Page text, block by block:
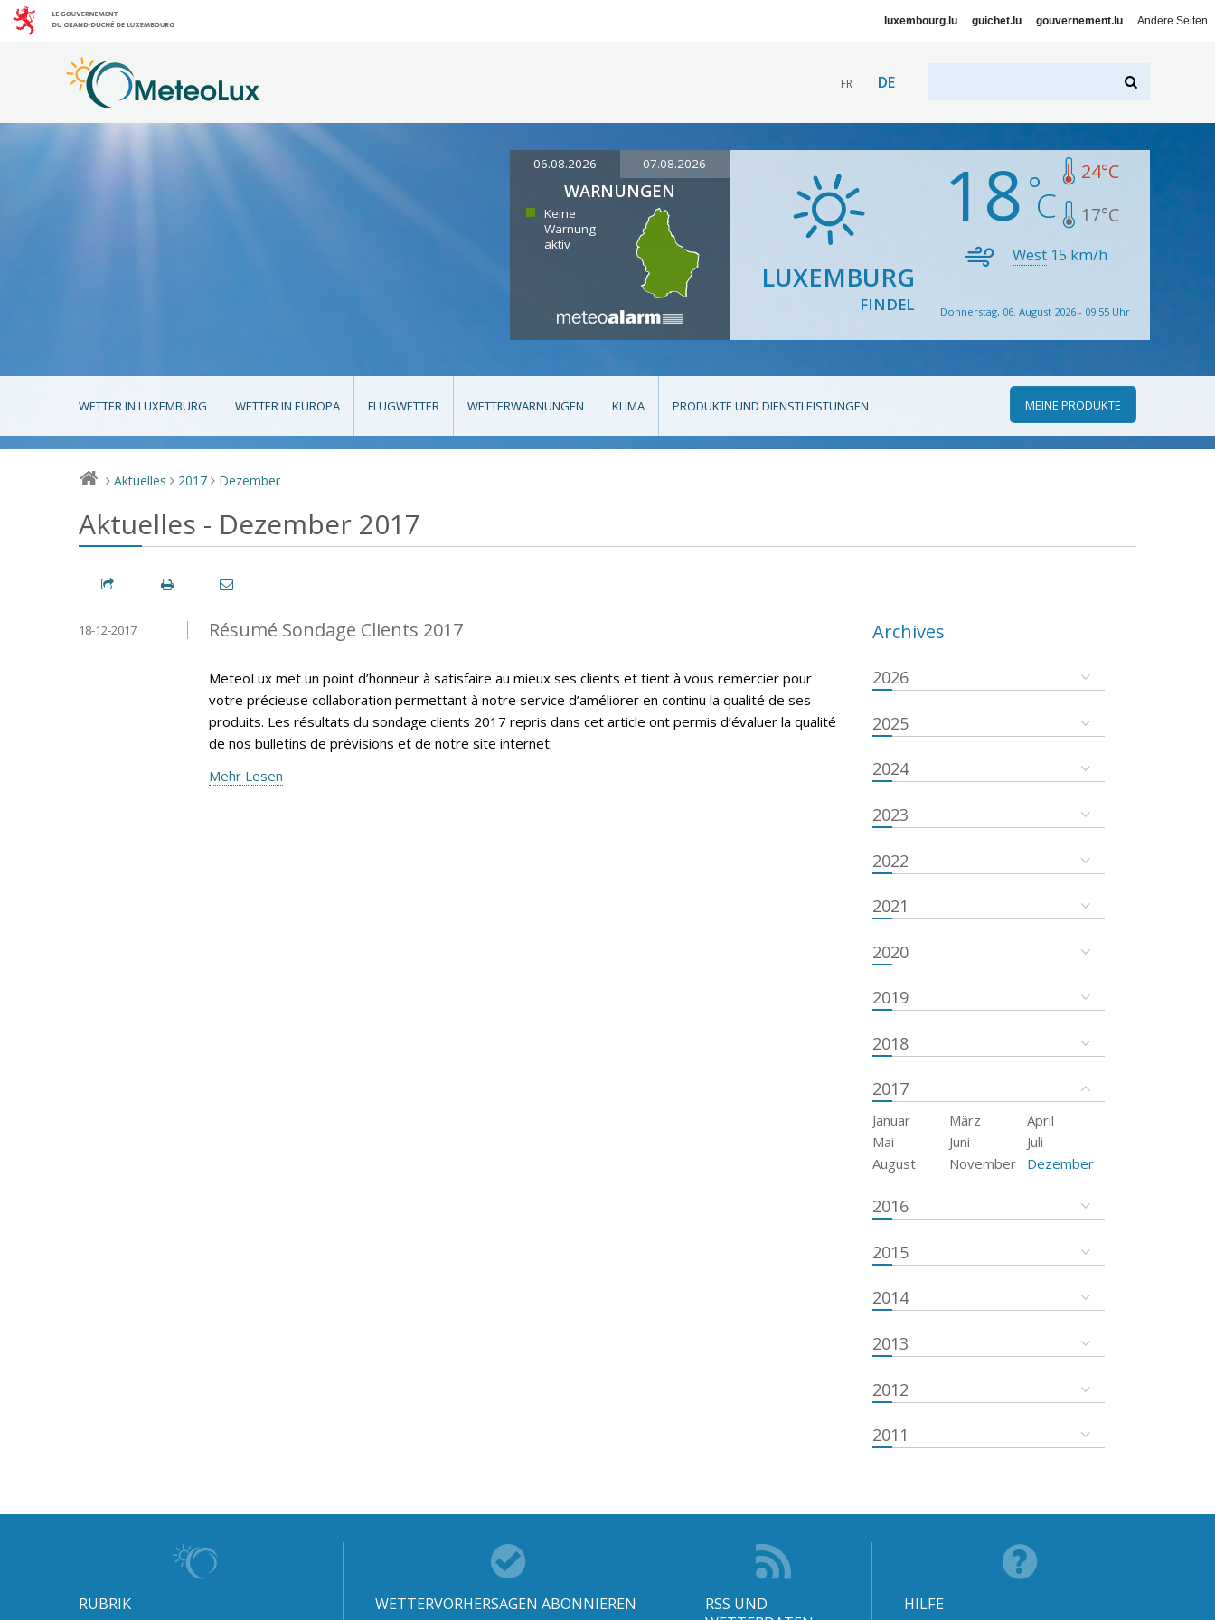
luxembourg.lu guichet.lu gouvernement.lu Andere Seiten
FR DE
06.08.2026 07.08.2026
WARNUNGEN
Keine
Warnung
aktiv
LUXEMBURG
FINDEL
18 24°C
17°C
West 15 km/h
Donnerstag, 06. August 2026 - 09:55 Uhr
WETTER IN LUXEMBURG WETTER IN EUROPA FLUGWETTER WETTERWARNUNGEN KLIMA PRODUKTE UND DIENSTLEISTUNGEN MEINE PRODUKTE
> Aktuelles > 2017 > Dezember
Aktuelles - Dezember 2017
Résumé Sondage Clients 2017
18-12-2017
MeteoLux met un point d’honneur à satisfaire au mieux ses clients et tient à vous remercier pour
votre précieuse collaboration permettant à notre service d’améliorer en continu la qualité de ses
produits. Les résultats du sondage clients 2017 repris dans cet article ont permis d’évaluer la qualité
de nos bulletins de prévisions et de notre site internet.
Mehr Lesen
Archives
2026
2025
2024
2023
2022
2021
2020
2019
2018
2017
Januar März
April
Mai
Juni
Juli
August
November Dezember
2016
2015
2014
2013
2012
2011
RUBRIK WETTERVORHERSAGEN ABONNIEREN
RSS UND
HILFE